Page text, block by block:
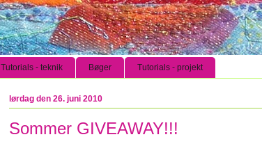
Tutorials - teknik Bøger Tutorials - projekt
lørdag den 26. juni 2010
Sommer GIVEAWAY!!!